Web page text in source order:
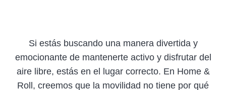
Si estás buscando una manera divertida y
emocionante de mantenerte activo y disfrutar del
aire libre, estás en el lugar correcto. En Home &
Roll, creemos que la movilidad no tiene por qué